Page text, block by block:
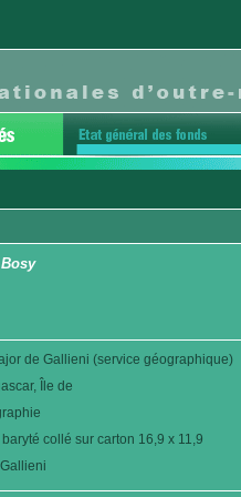
de Gallieni (service géographique)
Île de
baryté collé sur carton 16,9 x 11,9